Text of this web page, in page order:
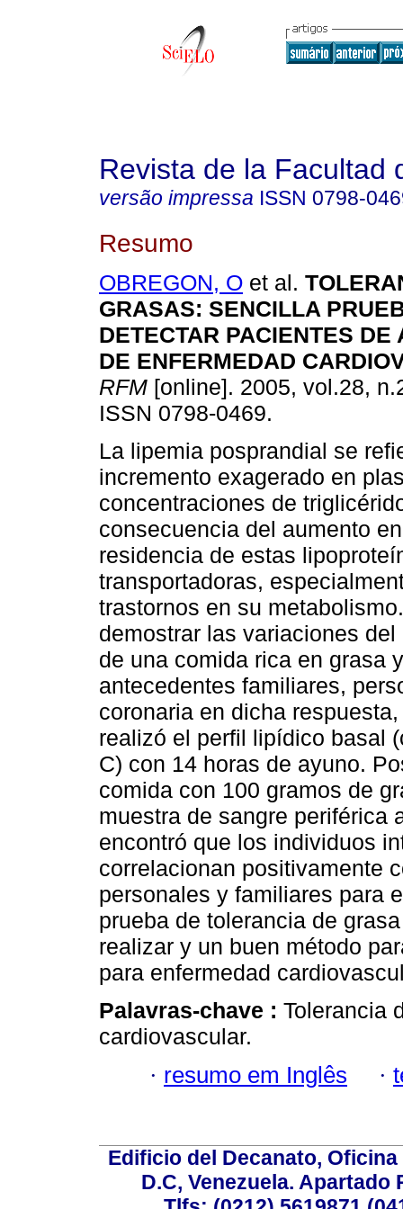
Revista de la Facultad
versão impressa ISSN 0798-
Resumo
OBREGON, O et al.
GRASAS: SENCILLA
DETECTAR PACIENTES DE
DE ENFERMEDAD
RFM [online]. 2005, vol.28,
ISSN 0798-0469.
La lipemia posprandial se
incremento exagerado en
concentraciones de
consecuencia del aumento
residencia de estas
transportadoras,
trastornos en su
demostrar las variaciones
de una comida rica en grasa
antecedentes familiares,
coronaria en dicha
realizó el perfil lipídico basal
C) con 14 horas de ayuno.
comida con 100 gramos de
muestra de sangre periférica
encontró que los individuos
correlacionan positivamente
personales y familiares para
prueba de tolerancia de
realizar y un buen método
para enfermedad
Palavras-chave : Tolerancia
cardiovascular.
· resumo em Inglês ·
Edificio del Decanato,
D.C, Venezuela. Apartado